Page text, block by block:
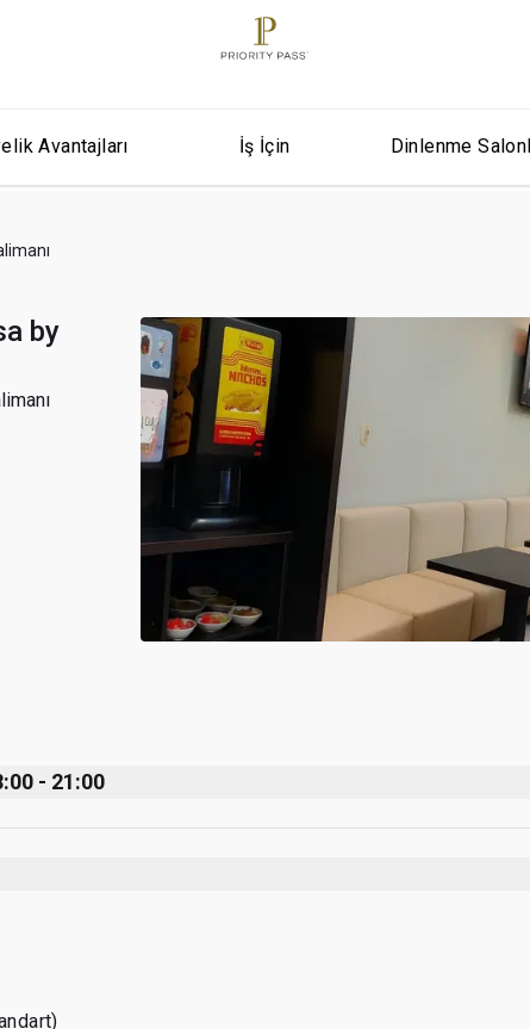
Avantajları İş İçin Dinlenme
by
- 21:00